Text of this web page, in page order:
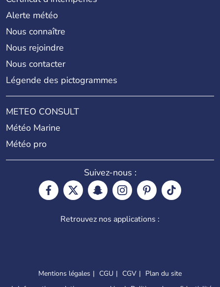
Alerte météo
Nous connaître
Nous rejoindre
Nous contacter
Légende des pictogrammes
METEO CONSULT
Météo Marine
Météo pro
Suivez-nous :
Retrouvez nos applications :
Mentions légales CGU CGV
Plan du site